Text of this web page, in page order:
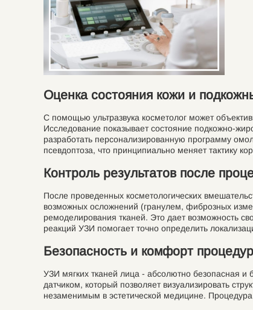
Оценка состояния кожи и
С помощью ультразвука косметолог может
Исследование показывает состояние подкожно-
разработать персонализированную программу
псевдоптоза, что принципиально меняет тактику
Контроль результатов после
После проведенных косметологических
возможных осложнений (гранулем, фиброзных
ремоделирования тканей. Это дает возможность
реакций УЗИ помогает точно определить
Безопасность и комфорт
УЗИ мягких тканей лица - абсолютно безопасная
датчиком, который позволяет визуализировать
незаменимым в эстетической медицине.